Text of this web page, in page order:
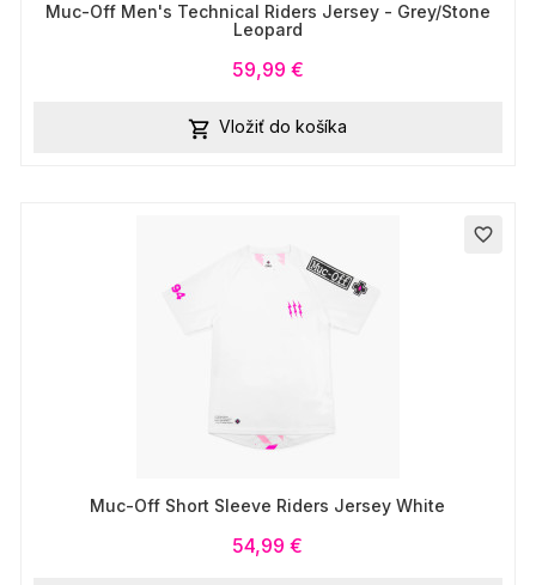
Muc-Off Men's Technical Riders Jersey - Grey/Stone
Leopard
59,99 €
 Vložiť do košíka
favorite_border
Muc-Off Short Sleeve Riders Jersey White
54,99 €